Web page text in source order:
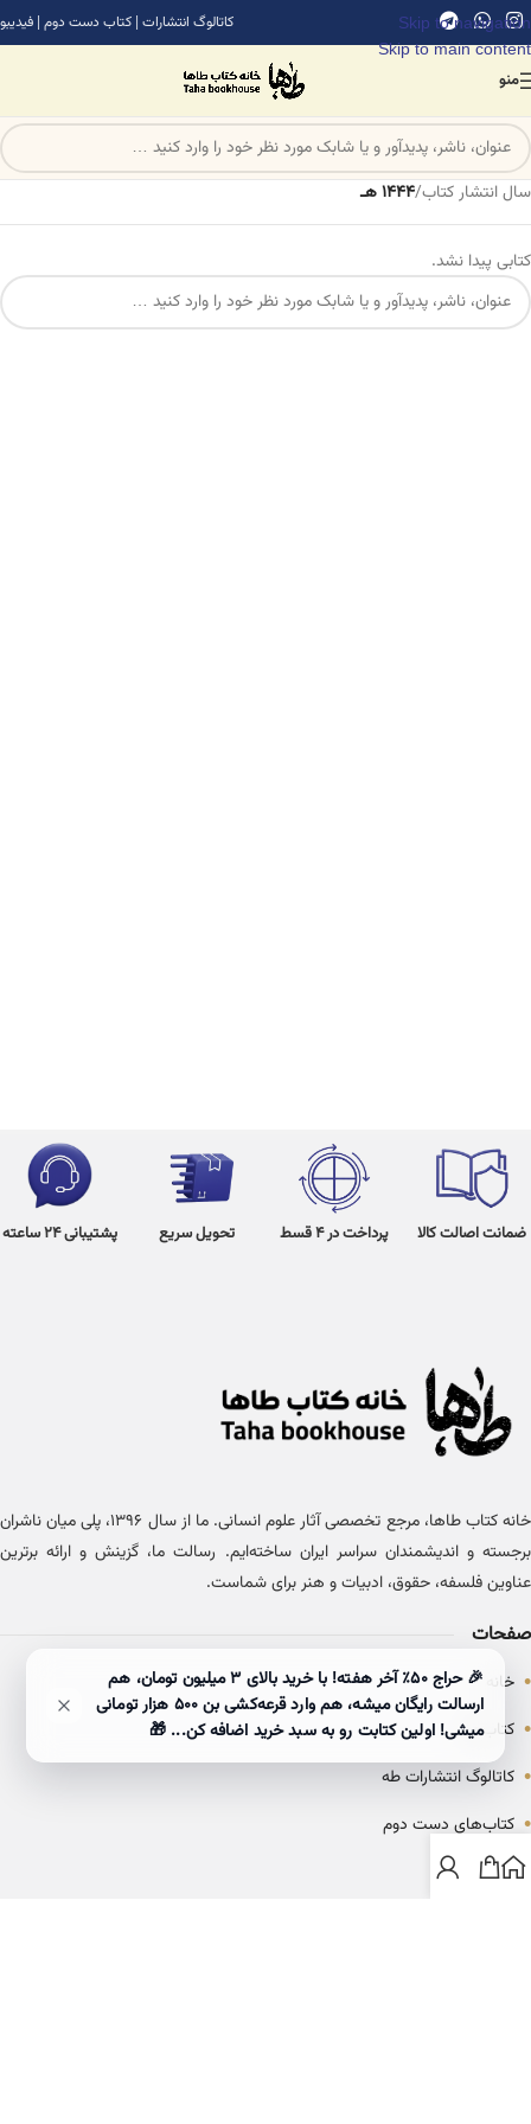
Skip to navigation
Skip to main content
کاتالوگ انتشارات | کتاب دست دوم | فیدیبو
منو
سال انتشار کتاب/1444 هـ
کتابی پیدا نشد.
ضمانت اصالت کالا پرداخت در 4 قسط تحویل سریع پشتیبانی 24 ساعته
خانه کتاب طاها، مرجع تخصصی آثار علوم انسانی. ما از سال ۱۳۹۶، پلی میان ناشران
برجسته و اندیشمندان سراسر ایران ساخته‌ایم. رسالت ما، گزینش و ارائه برترین
عناوین فلسفه، حقوق، ادبیات و هنر برای شماست.
صفحات
• خانه
• کتاب‌ها
• کاتالوگ انتشارات طه
• کتاب‌های دست دوم
• بلاگ
🎉 حراج ۵۰٪ آخر هفته! با خرید بالای 3 میلیون تومان، هم
ارسالت رایگان میشه، هم وارد قرعه‌کشی بن ۵۰۰ هزار تومانی
میشی! اولین کتابت رو به سبد خرید اضافه کن... 🎁